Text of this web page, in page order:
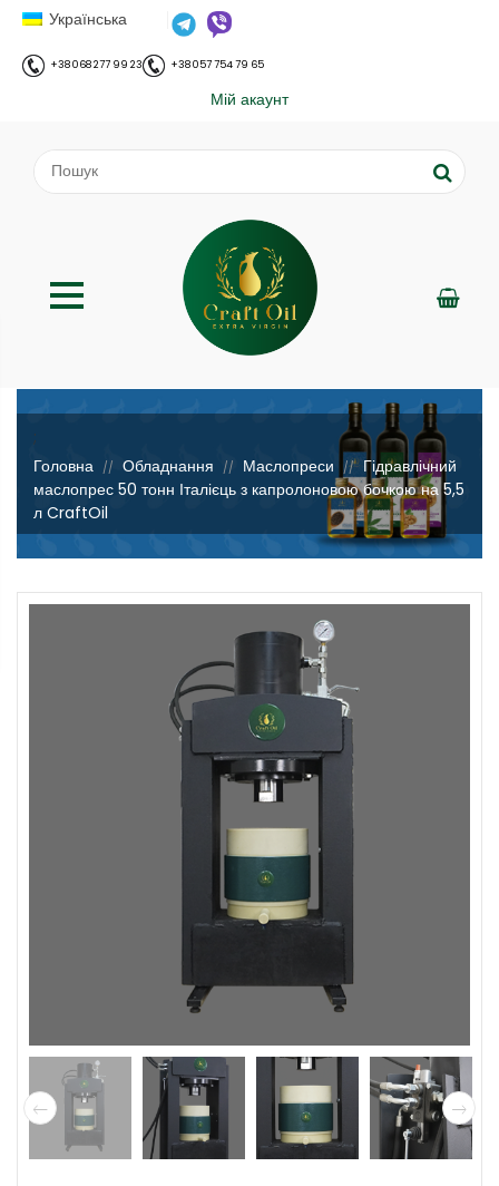
Українська
+38 068 277 99 23 +38 057 754 79 65
Мій акаунт
;
Головна // Обладнання // Маслопреси // Гідравлічний
маслопрес 50 тонн Італієць з капролоновою бочкою на 5,5
л CraftOil